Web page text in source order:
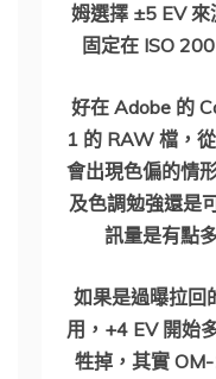
姆選擇 ±5 EV
固定在 ISO
好在 Adobe 的
1 的 RAW 檔，
會出現色偏的情
及色調勉強還是
訊量是有點
如果是過曝拉回
用，+4 EV 開始
牲掉，其實